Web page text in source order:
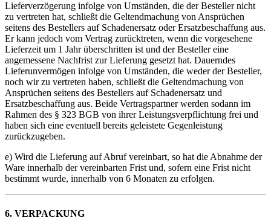
Lieferverzögerung infolge von Umständen, die der Besteller nicht
zu vertreten hat, schließt die Geltendmachung von Ansprüchen
seitens des Bestellers auf Schadenersatz oder Ersatzbeschaffung aus.
Er kann jedoch vom Vertrag zurücktreten, wenn die vorgesehene
Lieferzeit um 1 Jahr überschritten ist und der Besteller eine
angemessene Nachfrist zur Lieferung gesetzt hat. Dauerndes
Lieferunvermögen infolge von Umständen, die weder der Besteller,
noch wir zu vertreten haben, schließt die Geltendmachung von
Ansprüchen seitens des Bestellers auf Schadenersatz und
Ersatzbeschaffung aus. Beide Vertragspartner werden sodann im
Rahmen des § 323 BGB von ihrer Leistungsverpflichtung frei und
haben sich eine eventuell bereits geleistete Gegenleistung
zurückzugeben.
e) Wird die Lieferung auf Abruf vereinbart, so hat die Abnahme der
Ware innerhalb der vereinbarten Frist und, sofern eine Frist nicht
bestimmt wurde, innerhalb von 6 Monaten zu erfolgen.
6. VERPACKUNG